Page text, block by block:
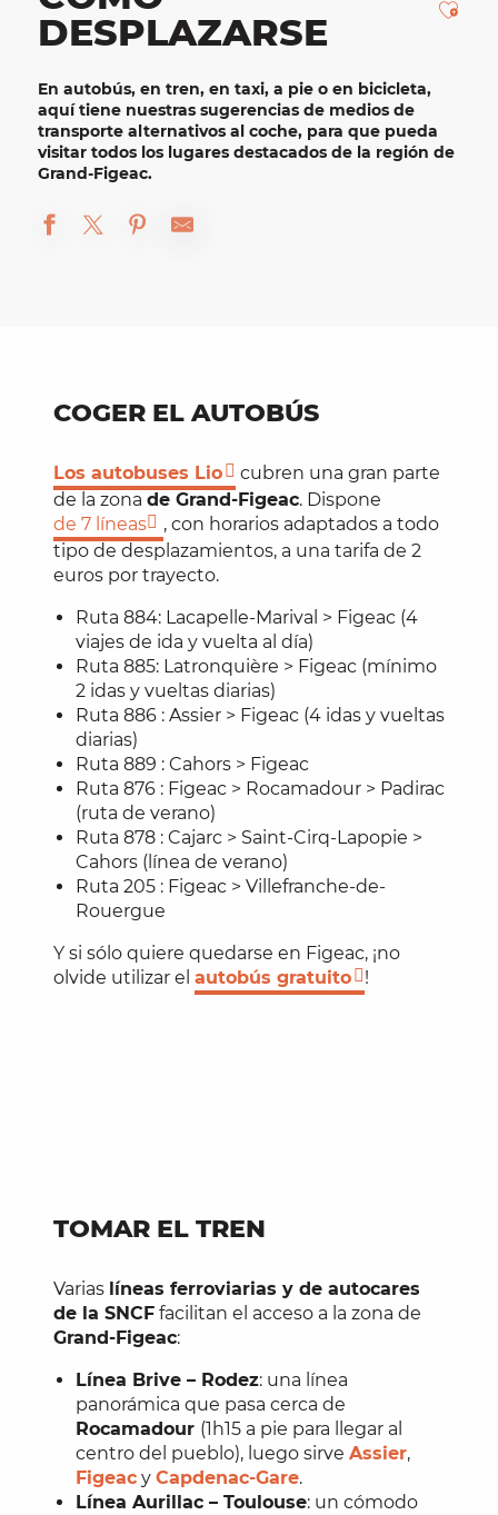
DESPLAZARSE
En autobús, en tren, en taxi, a pie o en bicicleta,
aquí tiene nuestras sugerencias de medios de
transporte alternativos al coche, para que pueda
visitar todos los lugares destacados de la región de
Grand-Figeac.
COGER EL AUTOBÚS
Los autobuses Lio
cubren una gran parte
de la zona de Grand-Figeac. Dispone
de 7 líneas
, con horarios adaptados a todo
tipo de desplazamientos, a una tarifa de 2
euros por trayecto.
Ruta 884: Lacapelle-Marival > Figeac (4
viajes de ida y vuelta al día)
Ruta 885: Latronquière > Figeac (mínimo
2 idas y vueltas diarias)
Ruta 886 : Assier > Figeac (4 idas y vueltas
diarias)
Ruta 889 : Cahors > Figeac
Ruta 876 : Figeac > Rocamadour > Padirac
(ruta de verano)
Ruta 878 : Cajarc > Saint-Cirq-Lapopie >
Cahors (línea de verano)
Ruta 205 : Figeac > Villefranche-de-
Rouergue
Y si sólo quiere quedarse en Figeac, ¡no
olvide utilizar el autobús gratuito !
TOMAR EL TREN
Varias líneas ferroviarias y de autocares
de la SNCF facilitan el acceso a la zona de
Grand-Figeac:
Línea Brive – Rodez: una línea
panorámica que pasa cerca de
Rocamadour (1h15 a pie para llegar al
centro del pueblo), luego sirve Assier,
Figeac y Capdenac-Gare.
Línea Aurillac – Toulouse: un cómodo